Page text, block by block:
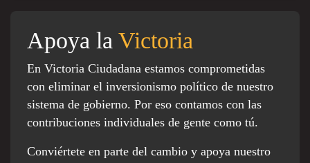
Apoya la Victoria
En Victoria Ciudadana estamos comprometidas
con eliminar el inversionismo político de nuestro
sistema de gobierno. Por eso contamos con las
contribuciones individuales de gente como tú.
Conviértete en parte del cambio y apoya nuestro